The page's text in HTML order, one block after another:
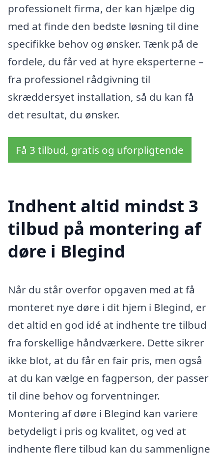
professionelt firma, der kan hjælpe dig
med at finde den bedste løsning til dine
specifikke behov og ønsker. Tænk på de
fordele, du får ved at hyre eksperterne –
fra professionel rådgivning til
skræddersyet installation, så du kan få
det resultat, du ønsker.
Få 3 tilbud, gratis og uforpligtende
Indhent altid mindst 3
tilbud på montering af
døre i Blegind
Når du står overfor opgaven med at få
monteret nye døre i dit hjem i Blegind, er
det altid en god idé at indhente tre tilbud
fra forskellige håndværkere. Dette sikrer
ikke blot, at du får en fair pris, men også
at du kan vælge en fagperson, der passer
til dine behov og forventninger.
Montering af døre i Blegind kan variere
betydeligt i pris og kvalitet, og ved at
indhente flere tilbud kan du sammenligne